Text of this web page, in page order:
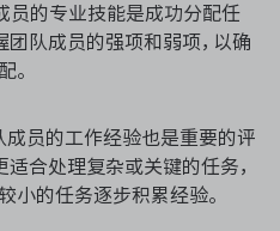
员的专业技能是成功分配任
团队成员的强项和弱项，以确
。
成员的工作经验也是重要的评
合处理复杂或关键的任务，
小的任务逐步积累经验。